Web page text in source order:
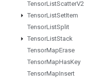
TensorListScatterV2
TensorListSetItem
TensorListSplit
TensorListStack
TensorMapErase
TensorMapHasKey
TensorMapInsert